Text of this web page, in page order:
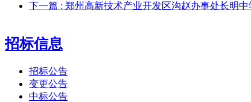
下一篇 : 郑州高新技术产业开发区沟赵办事处长明
招标信息
招标公告
变更公告
中标公告